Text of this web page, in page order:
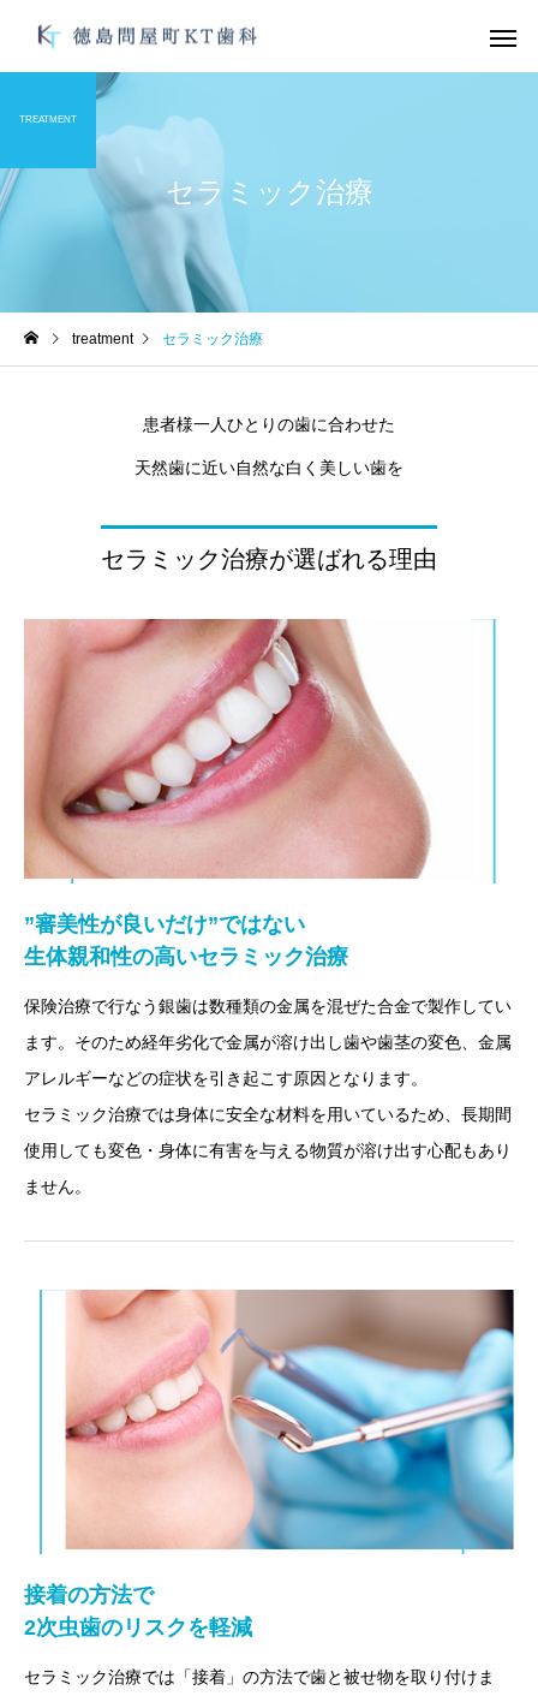
デュアルホワイトニン
グ
グ
未分類
オーラルフレイル
お手軽にむし歯、歯周
セラミック治療
TREATMENT
treatment セラミック治療
患者様一人ひとりの歯に合わせた
天然歯に近い自然な白く美しい歯を
セラミック治療が選ばれる理由
”審美性が良いだけ”ではない
生体親和性の高いセラミック治療
保険治療で行なう銀歯は数種類の金属を混ぜた合金で製作してい
ます。そのため経年劣化で金属が溶け出し歯や歯茎の変色、金属
アレルギーなどの症状を引き起こす原因となります。
セラミック治療では身体に安全な材料を用いているため、長期間
使用しても変色・身体に有害を与える物質が溶け出す心配もあり
ません。
接着の方法で
2次虫歯のリスクを軽減
セラミック治療では「接着」の方法で歯と被せ物を取り付けま